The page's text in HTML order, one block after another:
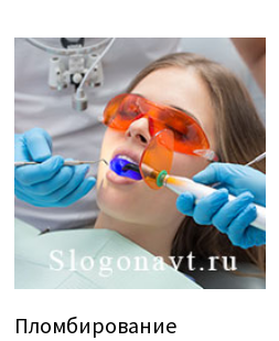
Пломбирование